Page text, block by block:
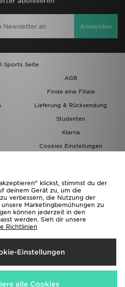
Anmelden
Sports Seite
AGB
Finde eine Filiale
Lieferung & Rücksendung
Studenten
Klarna
Cookies Einstellungen
Nach
Zahlungsmethoden
klickst, stimmst du der
deinem Gerät zu, um die
verbessern, die Nutzung der
Marketingbemühungen zu
können jederzeit in den
werden. Sieh dir unsere
Richtlinien
Einstellungen
alle Cookies